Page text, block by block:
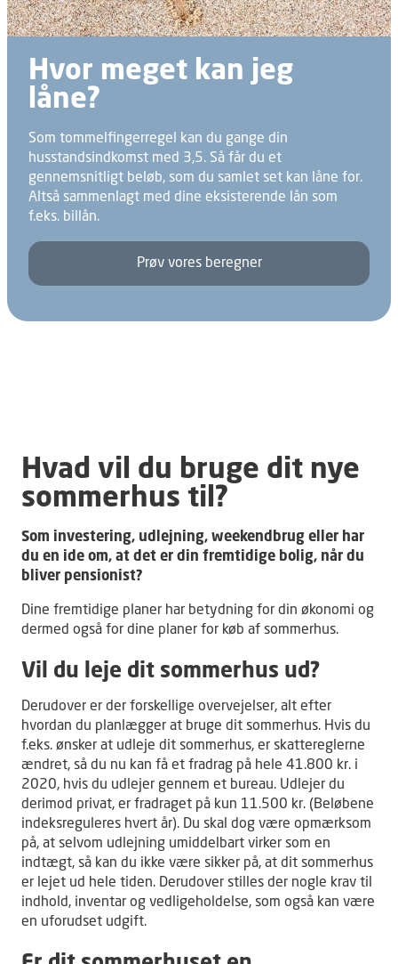
Hvor meget kan jeg
låne?
Som tommelfingerregel kan du gange din
husstandsindkomst med 3,5. Så får du et
gennemsnitligt beløb, som du samlet set kan låne for.
Altså sammenlagt med dine eksisterende lån som
f.eks. billån.
Prøv vores beregner
Hvad vil du bruge dit nye
sommerhus til?
Som investering, udlejning, weekendbrug eller har
du en ide om, at det er din fremtidige bolig, når du
bliver pensionist?
Dine fremtidige planer har betydning for din økonomi og
dermed også for dine planer for køb af sommerhus.
Vil du leje dit sommerhus ud?
Derudover er der forskellige overvejelser, alt efter
hvordan du planlægger at bruge dit sommerhus. Hvis du
f.eks. ønsker at udleje dit sommerhus, er skattereglerne
ændret, så du nu kan få et fradrag på hele 41.800 kr. i
2020, hvis du udlejer gennem et bureau. Udlejer du
derimod privat, er fradraget på kun 11.500 kr. (Beløbene
indeksreguleres hvert år). Du skal dog være opmærksom
på, at selvom udlejning umiddelbart virker som en
indtægt, så kan du ikke være sikker på, at dit sommerhus
er lejet ud hele tiden. Derudover stilles der nogle krav til
indhold, inventar og vedligeholdelse, som også kan være
en uforudset udgift.